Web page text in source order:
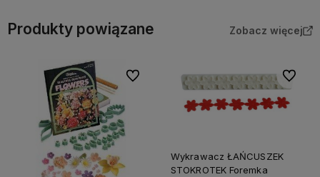
Produkty powiązane Zobacz więcej
Do ulubionych
Wykrawacz ŁAŃCUSZEK
STOKROTEK Foremka
Do